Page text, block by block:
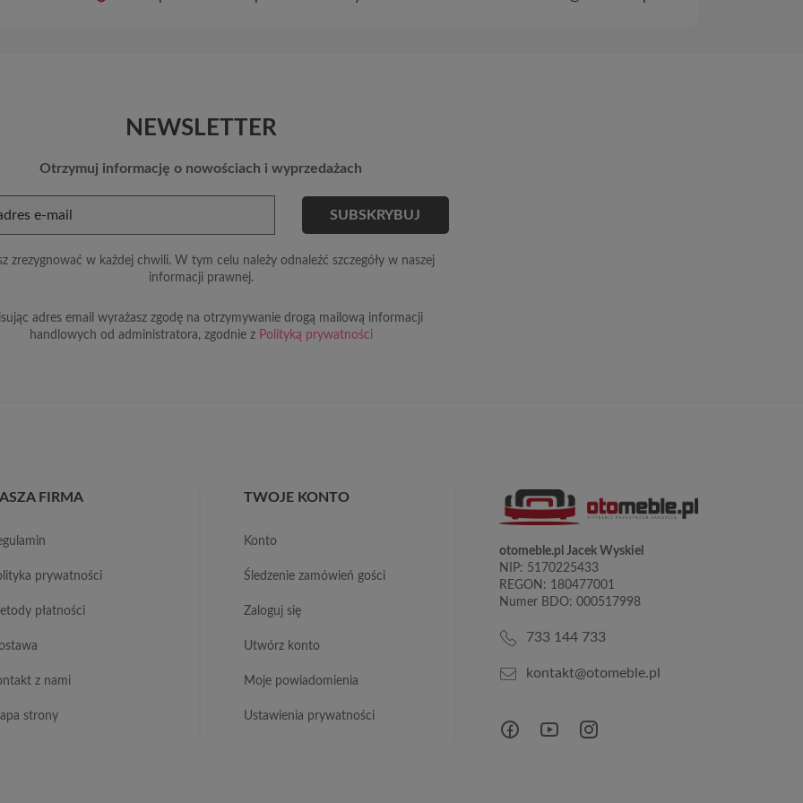
NEWSLETTER
Otrzymuj informację o nowościach i wyprzedażach
zrezygnować w każdej chwili. W tym celu należy odnaleźć szczegóły w naszej
informacji prawnej.
adres email wyrażasz zgodę na otrzymywanie drogą mailową informacji
handlowych od administratora, zgodnie z Polityką prywatności
FIRMA
prywatności
metody płatności
z nami
mapa strony
TWOJE KONTO
konto
śledzenie zamówień gości
zaloguj się
utwórz konto
moje powiadomienia
ustawienia prywatności
otomeble.pl Jacek Wyskiel
NIP: 5170225433
REGON: 180477001
Numer BDO: 000517998
733 144 733
kontakt@otomeble.pl